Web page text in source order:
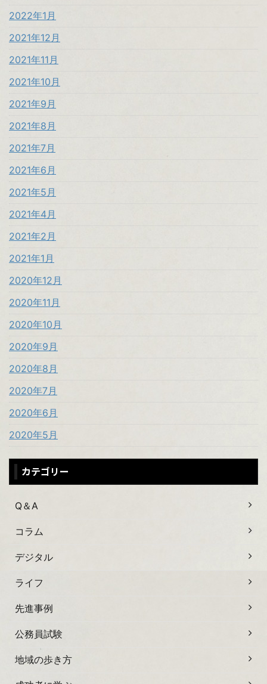
2022年1月
2021年12月
2021年11月
2021年10月
2021年9月
2021年8月
2021年7月
2021年6月
2021年5月
2021年4月
2021年2月
2021年1月
2020年12月
2020年11月
2020年10月
2020年9月
2020年8月
2020年7月
2020年6月
2020年5月
カテゴリー
Q＆A
コラム
デジタル
ライフ
先進事例
公務員試験
地域の歩き方